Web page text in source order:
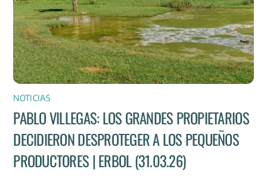
NOTICIAS
PABLO VILLEGAS: LOS GRANDES PROPIETARIOS
DECIDIERON DESPROTEGER A LOS PEQUEÑOS
PRODUCTORES | ERBOL (31.03.26)